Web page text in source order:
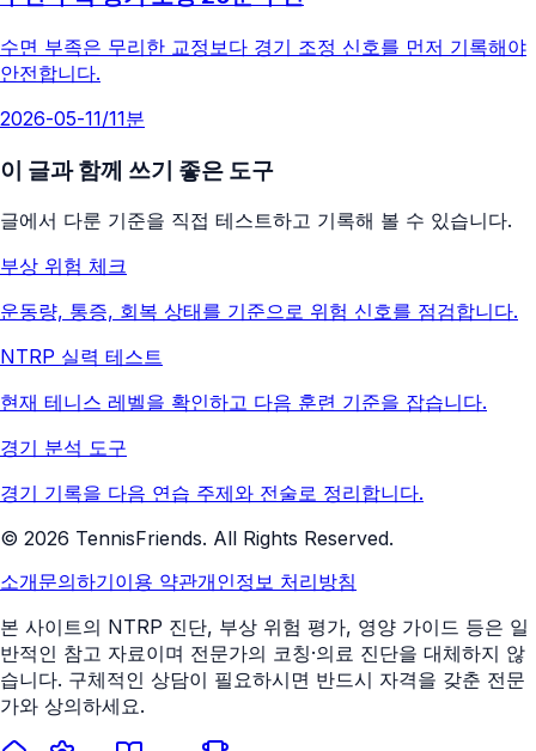
수면 부족은 무리한 교정보다 경기 조정 신호를 먼저 기록해야
안전합니다.
2026-05-11/11분
이 글과 함께 쓰기 좋은 도구
글에서 다룬 기준을 직접 테스트하고 기록해 볼 수 있습니다.
부상 위험 체크
운동량, 통증, 회복 상태를 기준으로 위험 신호를 점검합니다.
NTRP 실력 테스트
현재 테니스 레벨을 확인하고 다음 훈련 기준을 잡습니다.
경기 분석 도구
경기 기록을 다음 연습 주제와 전술로 정리합니다.
© 2026 TennisFriends. All Rights Reserved.
소개문의하기이용 약관개인정보 처리방침
본 사이트의 NTRP 진단, 부상 위험 평가, 영양 가이드 등은 일
반적인 참고 자료이며 전문가의 코칭·의료 진단을 대체하지 않
습니다. 구체적인 상담이 필요하시면 반드시 자격을 갖춘 전문
가와 상의하세요.